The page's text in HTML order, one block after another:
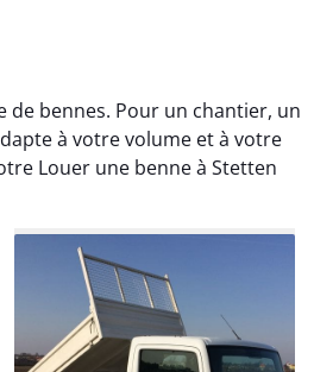
de bennes. Pour un chantier, un
à votre volume et à votre
Louer une benne à Stetten
Elisa Barreau
6 avril 2025
Parfait pour évacuer les